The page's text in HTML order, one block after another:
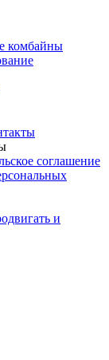
комбайны
соглашение
и